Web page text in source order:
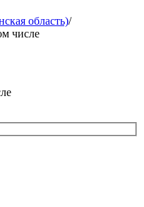
область)/
числе